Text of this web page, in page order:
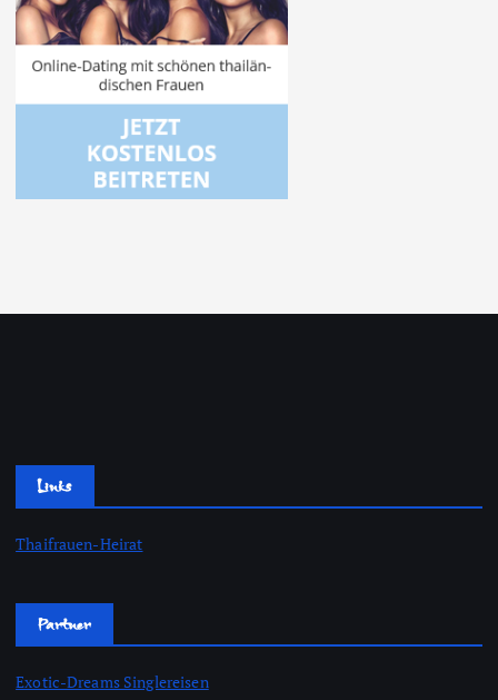
Links
Thaifrauen-Heirat
Partner
Exotic-Dreams Singlereisen